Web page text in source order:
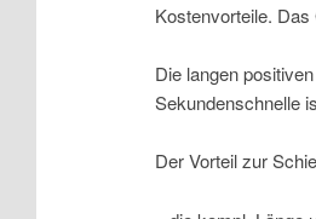
Kostenvorteile.
Die langen
Sekundenschnelle
Der Vorteil zur